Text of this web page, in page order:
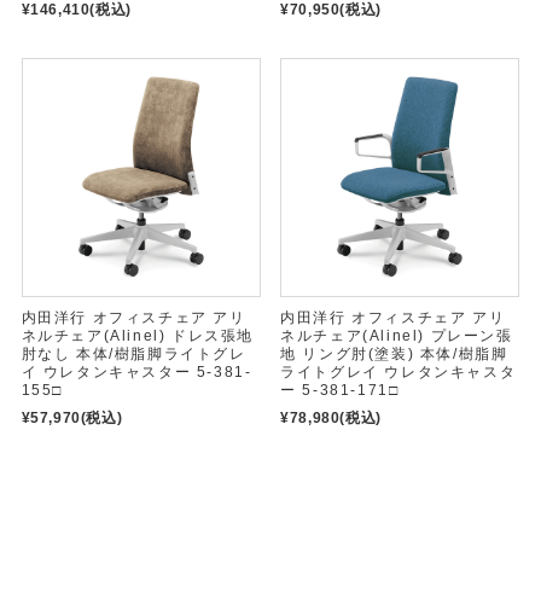
¥146,410(税込)
¥70,950(税込)
内田洋行 オフィスチェア アリ
ネルチェア(Alinel) ドレス張地
肘なし 本体/樹脂脚ライトグレ
イ ウレタンキャスター 5-381-
155□
¥57,970(税込)
内田洋行 オフィスチェア アリ
ネルチェア(Alinel) プレーン張
地 リング肘(塗装) 本体/樹脂脚
ライトグレイ ウレタンキャスタ
ー 5-381-171□
¥78,980(税込)